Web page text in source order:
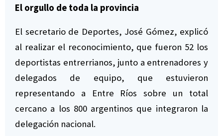
El orgullo de toda la provincia
El secretario de Deportes, José Gómez, explicó
al realizar el reconocimiento, que fueron 52 los
deportistas entrerrianos, junto a entrenadores y
delegados de equipo, que estuvieron
representando a Entre Ríos sobre un total
cercano a los 800 argentinos que integraron la
delegación nacional.